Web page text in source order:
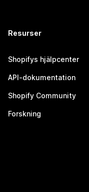
Resurser
Shopifys hjälpcenter
API-dokumentation
Shopify Community
Forskning